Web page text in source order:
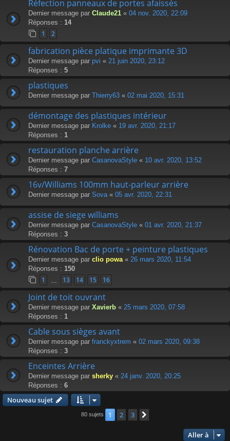
Réfection panneaux de portes afaissés
Dernier message par Claude21 « 04 nov. 2020, 22:09
Réponses : 14
1 2
fabrication pièce platique imprimante 3D
Dernier message par pvi « 21 juin 2020, 23:12
Réponses : 5
plastiques
Dernier message par Thierry63 « 02 mai 2020, 15:31
démontage des plastiques intérieur
Dernier message par Krolke « 19 avr. 2020, 21:17
Réponses : 1
restauration planche arrière
Dernier message par CasanovaStyle « 10 avr. 2020, 13:52
Réponses : 7
16v/Williams 100mm haut-parleur arrière
Dernier message par Sova « 05 avr. 2020, 22:31
assise de siege williams
Dernier message par CasanovaStyle « 01 avr. 2020, 21:37
Réponses : 3
Rénovation Bac de porte + peinture plastiques
Dernier message par clio powa « 26 mars 2020, 11:54
Réponses : 150
1 13 14 15 16
Joint de toit ouvrant
Dernier message par Xavierb « 25 mars 2020, 07:58
Réponses : 1
Cable sous sièges avant
Dernier message par franckyxtrem « 02 mars 2020, 09:38
Réponses : 3
Enceintes Arrière
Dernier message par sherky « 24 janv. 2020, 20:25
Réponses : 6
Nouveau sujet
80 sujets 1 2 3
Aller à